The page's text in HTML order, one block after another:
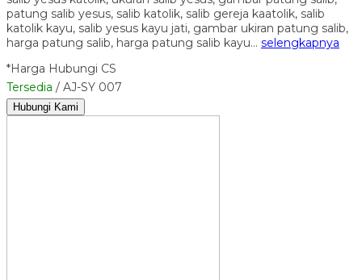
patung salib yesus, salib katolik, salib gereja kaatolik, salib
katolik kayu, salib yesus kayu jati, gambar ukiran patung salib,
harga patung salib, harga patung salib kayu… selengkapnya
*Harga Hubungi CS
Tersedia / AJ-SY 007
Hubungi Kami